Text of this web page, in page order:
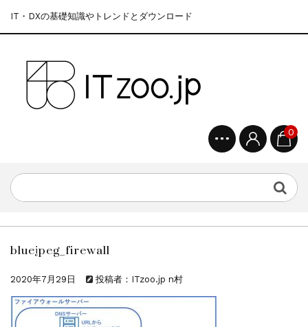
IT・DXの基礎知識やトレンドとダウンロード
0
bluejpeg_firewall
2020年7月29日 投稿者：ITzoo.jp n村